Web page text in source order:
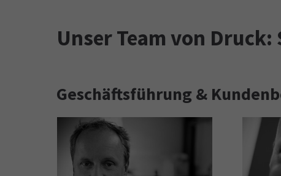
Unser Team von
Geschäftsführung &